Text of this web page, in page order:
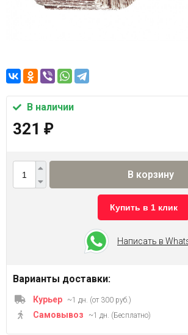
В наличии
321 ₽
В корзину
Купить в 1 клик
Написать в
Варианты доставки:
Курьер ~1 дн. (от 300 руб.)
Самовывоз ~1 дн. (Бесплатно)